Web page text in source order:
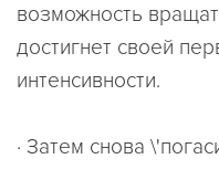
возможность
достигнет своей
интенсивности.
· Затем снова